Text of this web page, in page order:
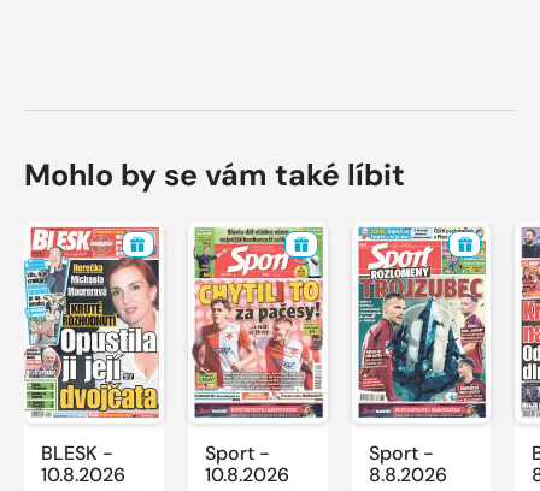
Mohlo by se vám také líbit
BLESK -
10.8.2026
Sport -
10.8.2026
Sport -
8.8.2026